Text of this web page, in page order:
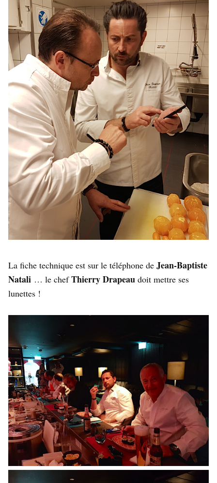
La fiche technique est sur le téléphone de Jean-Baptiste
Natali … le chefThierry Drapeau doit mettre ses
lunettes !